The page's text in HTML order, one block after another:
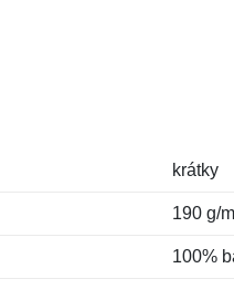
krátky
190 g/
100%